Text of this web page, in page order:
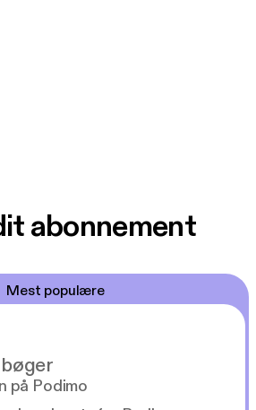
abonnement
Mest populære
på Podimo